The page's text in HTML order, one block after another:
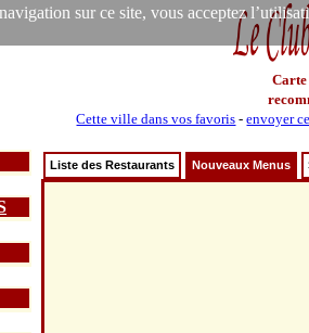
sur ce site, vous acceptez
Carte
Cette ville dans vos favoris -envoyer
Liste des Restaurants Nouveaux Menus